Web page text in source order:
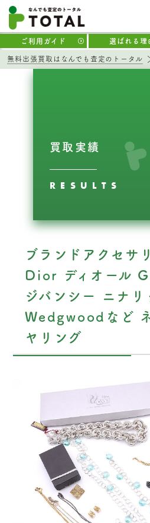
ご利用ガイド 選ばれる理
無料出張買取はなんでも査定のトータル
買取実績
RESULTS
ブランドアクセサ
Dior ディオール
ジバンシー ニナリ
Wedgwoodなど
ヤリング